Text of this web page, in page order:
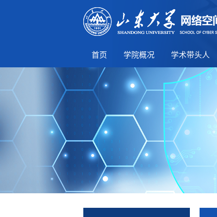
首页 学院概况 学术带头人